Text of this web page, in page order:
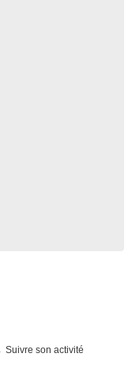
Suivre son activité